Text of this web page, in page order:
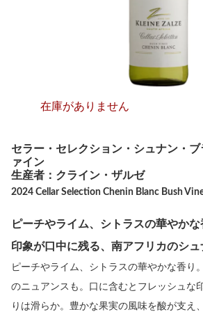
在庫がありません
セラー・セレクション・シュナン・
ァイン
生産者：クライン・ザルゼ
2024 Cellar Selection Chenin Blanc Bush
ピーチやライム、シトラスの華やか
印象が口中に残る、南アフリカのシ
ピーチやライム、シトラスの華やかな香り
のニュアンスも。口に含むとフレッシュな
りは滑らか。豊かな果実の風味を酸が支え